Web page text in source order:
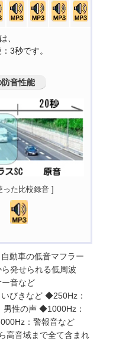
、
3秒です。
防音性能
った比較録音 ]
動車の低音マフラー
発せられる低周波
音など
びきなど ◆250Hz：
性の声 ◆1000Hz：
：警報音など
高音域まで全て含まれ